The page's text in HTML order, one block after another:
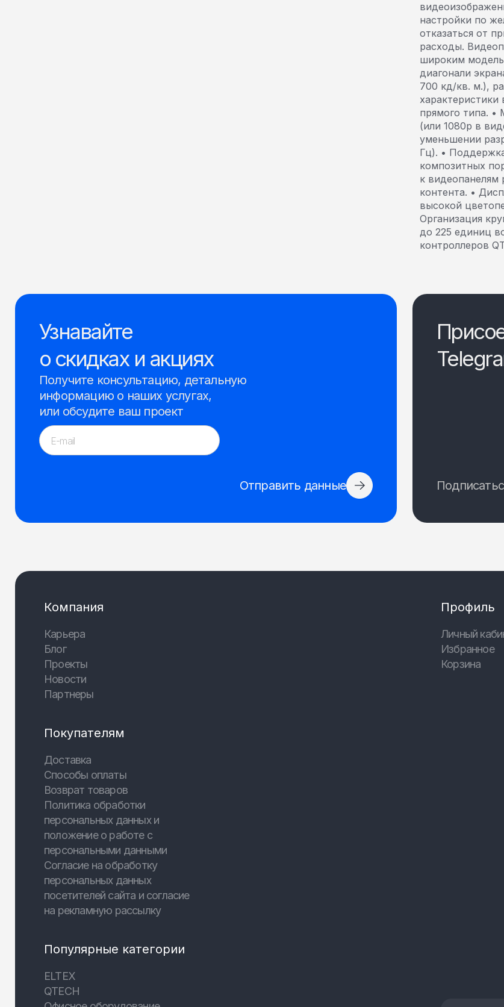
настройки по
отказаться от
расходы.
широким
диагонали
700 кд/кв. м.),
прямого типа. •
(или 1080p в
уменьшении
Гц). •
композитных
к видеопанелям
контента. •
высокой
Организация
до 225 единиц
контроллеров
Узнавайте
о скидках и акциях
Получите консультацию, детальную
информацию о наших услугах,
или обсудите ваш проект
Отправить данные
Компания
Карьера
Блог
Проекты
Новости
Партнеры
Покупателям
Доставка
Способы оплаты
Возврат товаров
Политика обработки
персональных данных и
положение о работе с
персональными данными
Согласие на обработку
персональных данных
посетителей сайта и согласие
на рекламную рассылку
Популярные категории
ELTEX
QTECH
Профиль
Личный
Избранное
Корзина